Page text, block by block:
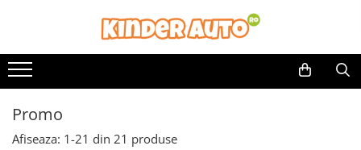
Promo
Afiseaza: 1-21 din 21 produse